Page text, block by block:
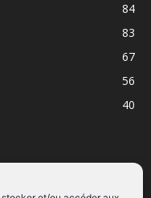
84
83
67
56
40